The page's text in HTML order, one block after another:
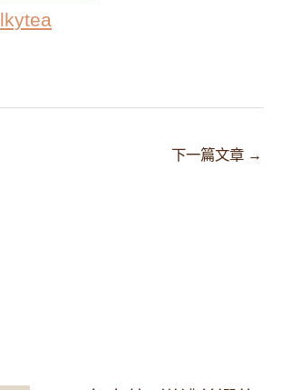
lkytea
下一篇文章 →